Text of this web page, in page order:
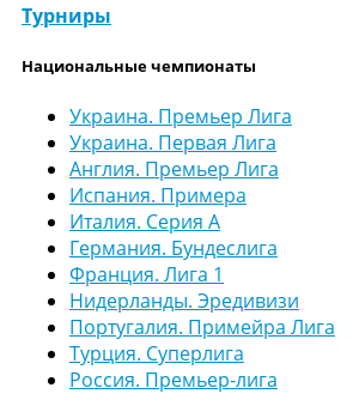
Турниры
Национальные чемпионаты
Украина. Премьер Лига
Украина. Первая Лига
Англия. Премьер Лига
Испания. Примера
Италия. Серия А
Германия. Бундеслига
Франция. Лига 1
Нидерланды. Эредивизи
Португалия. Примейра Лига
Турция. Суперлига
Россия. Премьер-лига